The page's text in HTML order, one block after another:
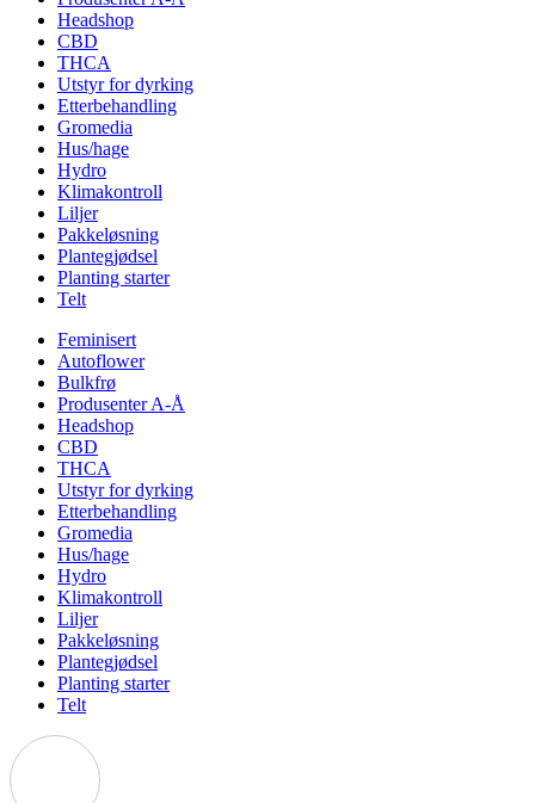
Headshop
CBD
THCA
Utstyr for dyrking
Etterbehandling
Gromedia
Hus/hage
Hydro
Klimakontroll
Liljer
Pakkeløsning
Plantegjødsel
Planting starter
Telt
Feminisert
Autoflower
Bulkfrø
Produsenter A-Å
Headshop
CBD
THCA
Utstyr for dyrking
Etterbehandling
Gromedia
Hus/hage
Hydro
Klimakontroll
Liljer
Pakkeløsning
Plantegjødsel
Planting starter
Telt